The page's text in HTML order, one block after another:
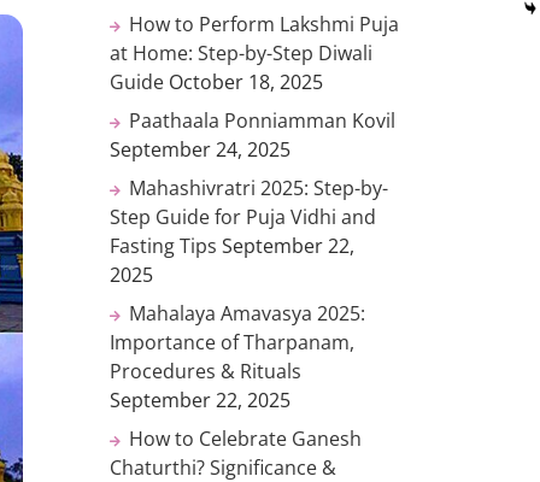
How to Perform Lakshmi Puja
at Home: Step-by-Step Diwali
Guide October 18, 2025
Paathaala Ponniamman Kovil
September 24, 2025
Mahashivratri 2025: Step-by-
Step Guide for Puja Vidhi and
Fasting Tips September 22,
2025
Mahalaya Amavasya 2025:
Importance of Tharpanam,
Procedures & Rituals
September 22, 2025
How to Celebrate Ganesh
Chaturthi? Significance &